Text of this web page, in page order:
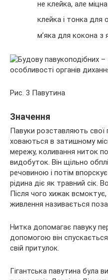
не клейка, але
клейка і тонка для
м’яка для кокона з
Рис. 3 Павутина
Значення
Павуки розставляють свої
ховаються в затишному
мережу, коливання ниток
видобуток. Він щільно
речовиною і потім
рідина діє як травний сік.
Після чого хижак
живлення називається
Нитка допомагає павуку
допомогою він
свій притулок.
Гігантська павутина була